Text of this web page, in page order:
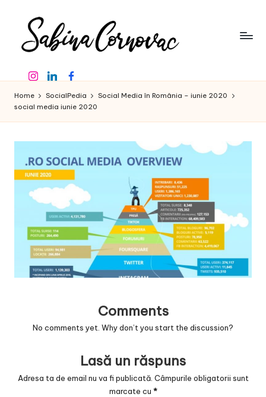
content
a
b
in
a
C
v
in
creator
de
conținut
de
InstagramLinkedinFacebook
Home SocialPedia
Social Media în România – iunie 2020
social media iunie 2020
Comments
No comments yet. Why don’t you start the discussion?
Lasă un răspuns
Adresa ta de email nu va fi publicată. Câmpurile obligatorii sunt
marcate cu *